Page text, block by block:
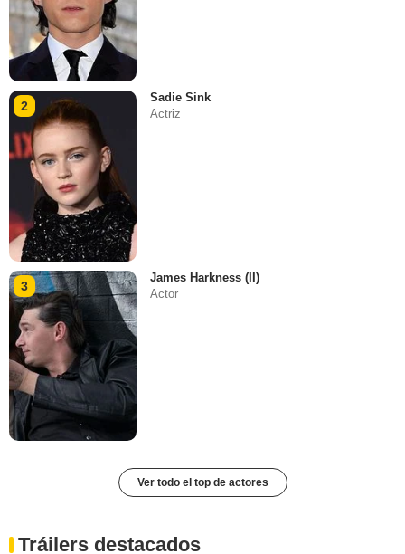
2
Sadie Sink
Actriz
3
James Harkness (II)
Actor
Ver todo el top de actores
Tráilers destacados